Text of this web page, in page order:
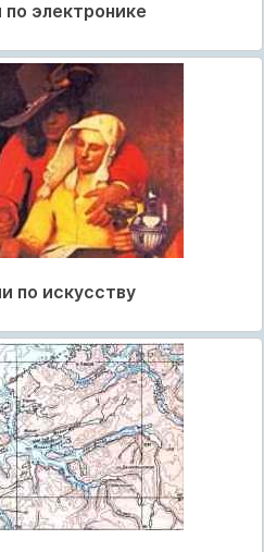
электронике
по искусству